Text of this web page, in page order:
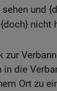
und
nicht
zur
in die
Ort zu